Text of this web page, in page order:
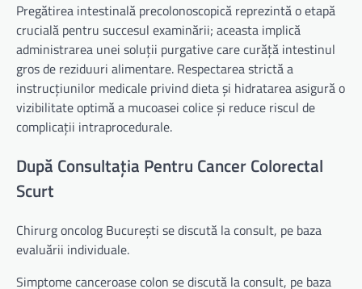
Pregătirea intestinală precolonoscopică reprezintă o etapă
crucială pentru succesul examinării; aceasta implică
administrarea unei soluții purgative care curăță intestinul
gros de reziduuri alimentare. Respectarea strictă a
instrucțiunilor medicale privind dieta și hidratarea asigură o
vizibilitate optimă a mucoasei colice și reduce riscul de
complicații intraprocedurale.
După Consultația Pentru Cancer Colorectal
Scurt
Chirurg oncolog București se discută la consult, pe baza
evaluării individuale.
Simptome canceroase colon se discută la consult, pe baza